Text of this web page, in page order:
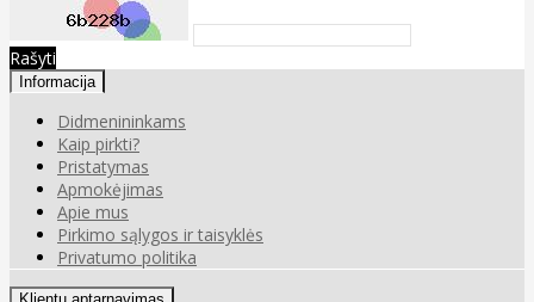
Rašyti
Informacija
Didmenininkams
Kaip pirkti?
Pristatymas
Apmokėjimas
Apie mus
Pirkimo sąlygos ir taisyklės
Privatumo politika